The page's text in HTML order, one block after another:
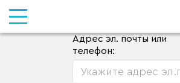
Адрес эл. почты или
телефон: